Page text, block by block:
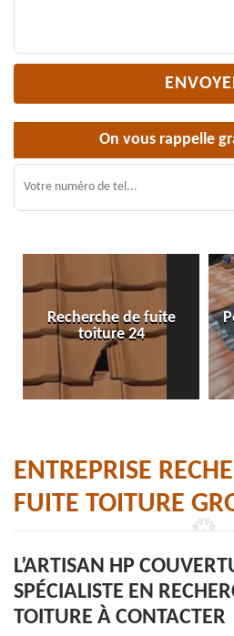
On vous rappelle
Recherche de fuite
toiture 24
ENTREPRISE
FUITE TOITURE
L’ARTISAN HP
SPÉCIALISTE EN
TOITURE À CONTACTER